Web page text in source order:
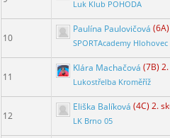
Luk Klub POHODA
10
Paulína Paulovičová
SPORTAcademy Hlohovec
11
Klára Machačová (7B)
Lukostřelba Kroměříž
12
Eliška Balíková (4C) 2.
LK Brno 05